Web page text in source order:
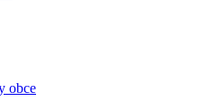
obce